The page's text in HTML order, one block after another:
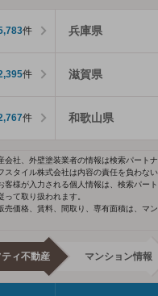
件 兵庫県
件 滋賀県
件 和歌山県
会社、外壁塗装業者の情報は検索パート
スタイル株式会社は内容の責任を負わな
客様が入力される個人情報は、検索パー
て取り扱われます。
売価格、賃料、間取り、専有面積は、マ
ィ不動産 マンション情報